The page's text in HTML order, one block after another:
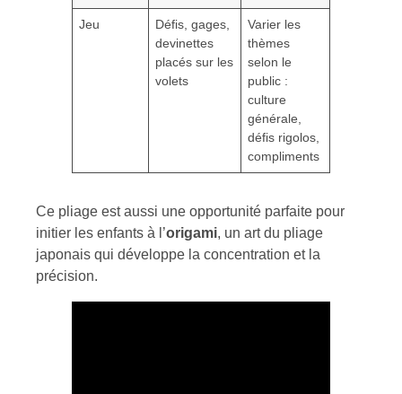
Jeu
Défis, gages,
devinettes
placés sur les
volets
Varier les
thèmes
selon le
public :
culture
générale,
défis rigolos,
compliments
Ce pliage est aussi une opportunité parfaite pour
initier les enfants à l’origami, un art du pliage
japonais qui développe la concentration et la
précision.